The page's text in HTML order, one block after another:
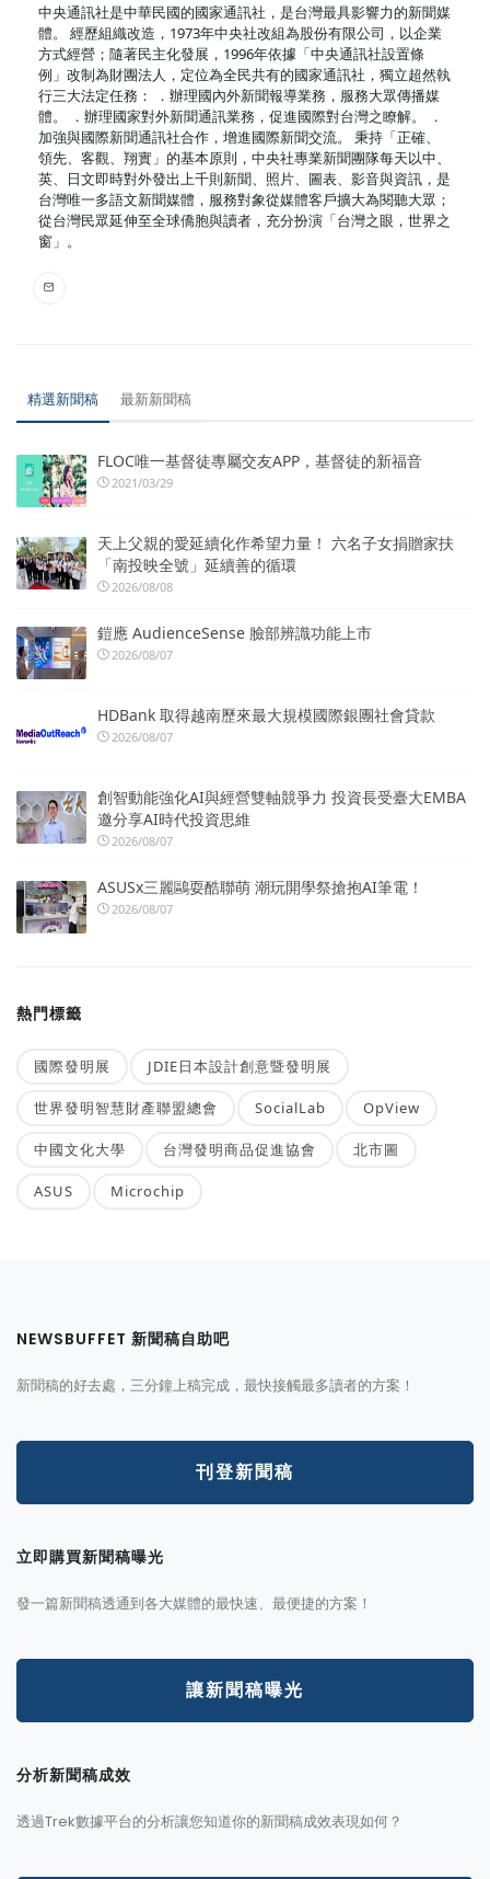
中央通訊社是中華民國的國家通訊社，是台灣最具影響力的新聞媒
體。 經歷組織改造，1973年中央社改組為股份有限公司，以企業
方式經營；隨著民主化發展，1996年依據「中央通訊社設置條
例」改制為財團法人，定位為全民共有的國家通訊社，獨立超然執
行三大法定任務： ．辦理國內外新聞報導業務，服務大眾傳播媒
體。 ．辦理國家對外新聞通訊業務，促進國際對台灣之瞭解。 ．
加強與國際新聞通訊社合作，增進國際新聞交流。 秉持「正確、
領先、客觀、翔實」的基本原則，中央社專業新聞團隊每天以中、
英、日文即時對外發出上千則新聞、照片、圖表、影音與資訊，是
台灣唯一多語文新聞媒體，服務對象從媒體客戶擴大為閱聽大眾；
從台灣民眾延伸至全球僑胞與讀者，充分扮演「台灣之眼，世界之
窗」。
精選新聞稿 最新新聞稿
FLOC唯一基督徒專屬交友APP，基督徒的新福音
2021/03/29
天上父親的愛延續化作希望力量！ 六名子女捐贈家扶
「南投映全號」延續善的循環
2026/08/08
鎧應 AudienceSense 臉部辨識功能上市
2026/08/07
HDBank 取得越南歷來最大規模國際銀團社會貸款
2026/08/07
創智動能強化AI與經營雙軸競爭力 投資長受臺大EMBA
邀分享AI時代投資思維
2026/08/07
ASUSx三麗鷗耍酷聯萌 潮玩開學祭搶抱AI筆電！
2026/08/07
熱門標籤
國際發明展 JDIE日本設計創意暨發明展
世界發明智慧財產聯盟總會 SocialLab OpView
中國文化大學 台灣發明商品促進協會 北市圖
ASUS Microchip
NEWSBUFFET 新聞稿自助吧
新聞稿的好去處，三分鐘上稿完成，最快接觸最多讀者的方案！
刊登新聞稿
立即購買新聞稿曝光
發一篇新聞稿透通到各大媒體的最快速、最便捷的方案！
讓新聞稿曝光
分析新聞稿成效
透過Trek數據平台的分析讓您知道你的新聞稿成效表現如何？